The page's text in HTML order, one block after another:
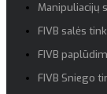
Manipuliacijų
FIVB salės
FIVB
FIVB Sniego